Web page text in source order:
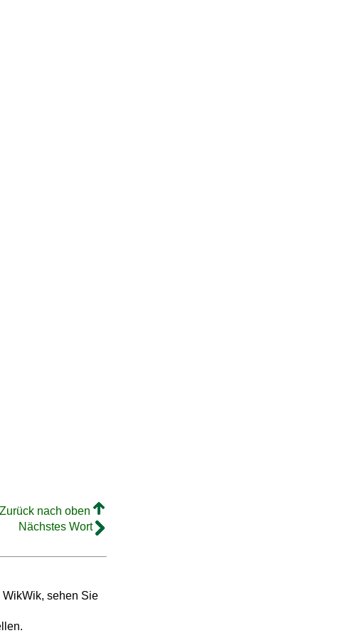
Zurück nach oben
Nächstes Wort
WikWik, sehen Sie